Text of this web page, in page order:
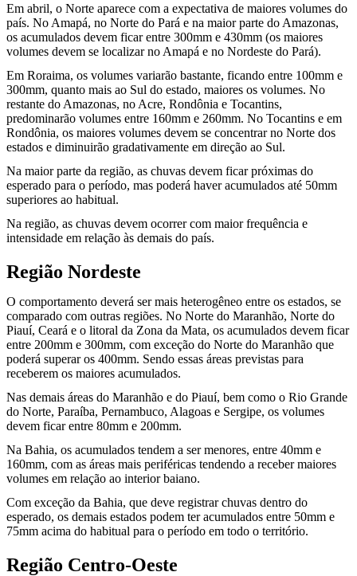
Em abril, o Norte aparece com a expectativa de maiores volumes do
país. No Amapá, no Norte do Pará e na maior parte do Amazonas,
os acumulados devem ficar entre 300mm e 430mm (os maiores
volumes devem se localizar no Amapá e no Nordeste do Pará).
Em Roraima, os volumes variarão bastante, ficando entre 100mm e
300mm, quanto mais ao Sul do estado, maiores os volumes. No
restante do Amazonas, no Acre, Rondônia e Tocantins,
predominarão volumes entre 160mm e 260mm. No Tocantins e em
Rondônia, os maiores volumes devem se concentrar no Norte dos
estados e diminuirão gradativamente em direção ao Sul.
Na maior parte da região, as chuvas devem ficar próximas do
esperado para o período, mas poderá haver acumulados até 50mm
superiores ao habitual.
Na região, as chuvas devem ocorrer com maior frequência e
intensidade em relação às demais do país.
Região Nordeste
O comportamento deverá ser mais heterogêneo entre os estados, se
comparado com outras regiões. No Norte do Maranhão, Norte do
Piauí, Ceará e o litoral da Zona da Mata, os acumulados devem ficar
entre 200mm e 300mm, com exceção do Norte do Maranhão que
poderá superar os 400mm. Sendo essas áreas previstas para
receberem os maiores acumulados.
Nas demais áreas do Maranhão e do Piauí, bem como o Rio Grande
do Norte, Paraíba, Pernambuco, Alagoas e Sergipe, os volumes
devem ficar entre 80mm e 200mm.
Na Bahia, os acumulados tendem a ser menores, entre 40mm e
160mm, com as áreas mais periféricas tendendo a receber maiores
volumes em relação ao interior baiano.
Com exceção da Bahia, que deve registrar chuvas dentro do
esperado, os demais estados podem ter acumulados entre 50mm e
75mm acima do habitual para o período em todo o território.
Região Centro-Oeste